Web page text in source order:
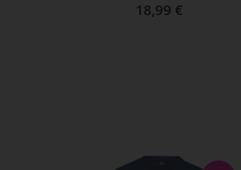
18,99 €